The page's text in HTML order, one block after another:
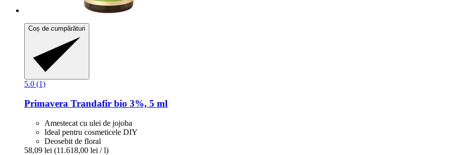
Coș de cumpărături
5.0 (1)
Primavera Trandafir bio 3%, 5 ml
Amestecat cu ulei de jojoba
Ideal pentru cosmeticele DIY
Deosebit de floral
58,09 lei (11.618,00 lei / l)